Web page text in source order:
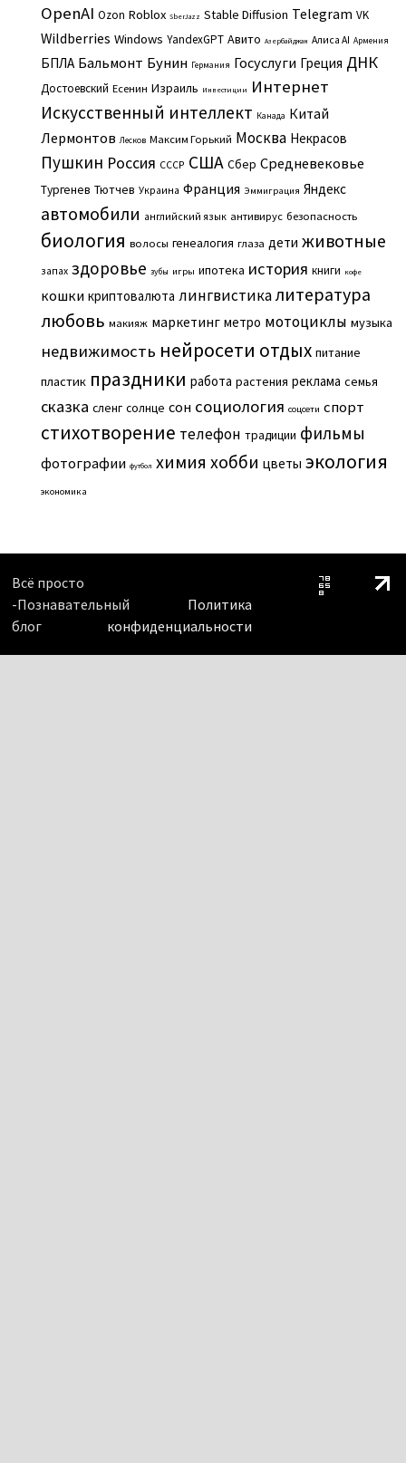
OpenAI Ozon Roblox SberJazz Stable Diffusion Telegram VK
Wildberries Windows YandexGPT Авито Азербайджан Алиса AI Армения
БПЛА Бальмонт Бунин Германия Госуслуги Греция ДНК
Достоевский Есенин Израиль Инвестиции Интернет
Искусственный интеллект Канада Китай
Лермонтов Лесков Максим Горький Москва Некрасов
Пушкин Россия СССР США Сбер Средневековье
Тургенев Тютчев Украина Франция Эммиграция Яндекс
автомобили английский язык антивирус безопасность
биология волосы генеалогия глаза дети животные
запах здоровье зубы игры ипотека история книги кофе
кошки криптовалюта лингвистикалитература
любовь макияж маркетинг метро мотоциклы музыка
недвижимость нейросети отдых питание
пластик праздники работа растения реклама семья
сказка сленг солнце сон социология соцсети спорт
стихотворение телефон традиции фильмы
фотографии футбол химия хобби цветы экология
экономика
Всё просто
-Познавательный
блог
Политика
конфиденциальности